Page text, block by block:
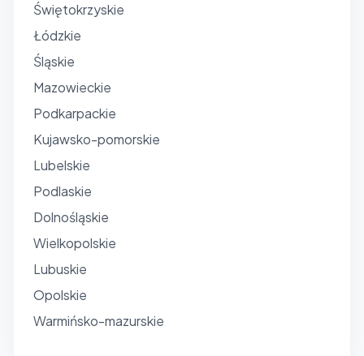
Świętokrzyskie
Łódzkie
Śląskie
Mazowieckie
Podkarpackie
Kujawsko-pomorskie
Lubelskie
Podlaskie
Dolnośląskie
Wielkopolskie
Lubuskie
Opolskie
Warmińsko-mazurskie